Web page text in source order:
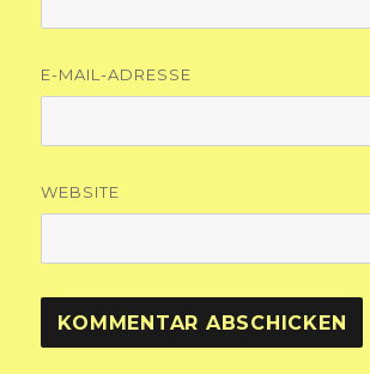
E-MAIL-ADRESSE
WEBSITE